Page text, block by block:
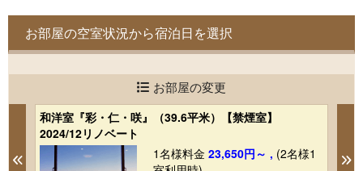
お部屋の空室状況から宿泊日を選択
お部屋の変更
Previous
和洋室『彩・仁・咲』（39.6平米）【禁煙室】
2024/12リノベート
1名様料金 23,650円～ , (2名様1